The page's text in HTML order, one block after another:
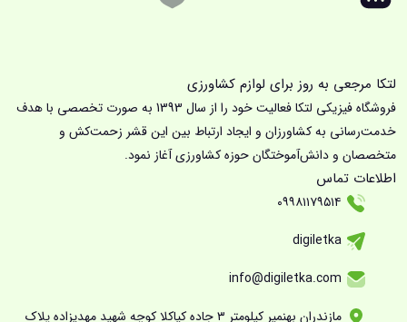
لتکا مرجعی به روز برای لوازم کشاورزی
فروشگاه فیزیکی لتکا فعالیت خود را از سال 1393 به صورت تخصصی با هدف
خدمت‌رسانی به کشاورزان و ایجاد ارتباط بین این قشر زحمت‌کش و
متخصصان و دانش‌آموختگان حوزه کشاورزی آغاز نمود.
اطلاعات تماس
مازندران بهنمیر کیلومتر ۳ جاده کیاکلا کوچه شهید مهدیزاده پلاک